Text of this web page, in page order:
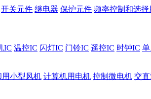
开关元件 继电器 保护元件 频率控制和选择
IC 温控IC 闪灯IC 门铃IC 遥控IC 时钟IC
用小型风机 计算机用电机 控制微电机 交